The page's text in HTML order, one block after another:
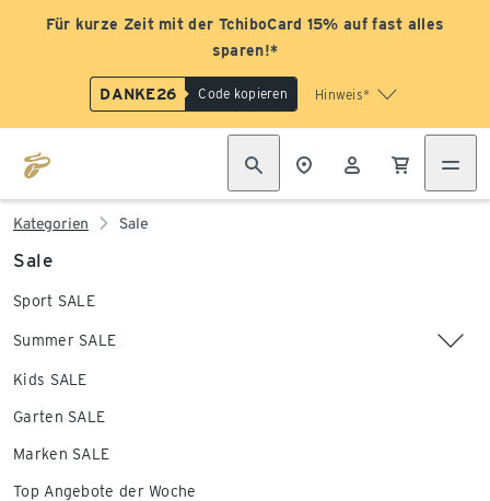
Für kurze Zeit mit der TchiboCard 15% auf fast alles
sparen!*
DANKE26 Code kopieren Hinweis*
Kategorien Sale
Sale
Sport SALE
Summer SALE
Kids SALE
Garten SALE
Marken SALE
Top Angebote der Woche